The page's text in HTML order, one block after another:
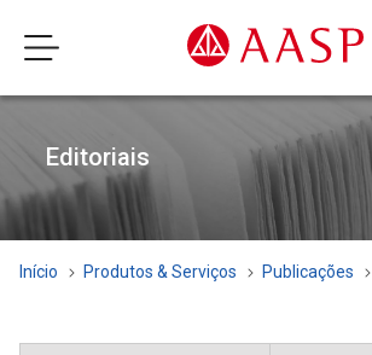
Editoriais
Início Produtos & Serviços Publicações